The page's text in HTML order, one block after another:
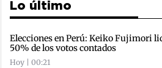
Lo último
Elecciones en Perú: Keiko Fujimori
50% de los votos contados
Hoy | 00:21